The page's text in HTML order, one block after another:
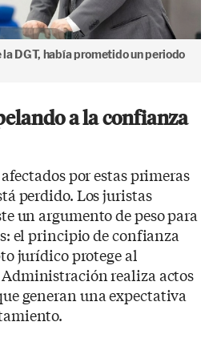
DGT, había prometido un periodo
a la confianza
por estas primeras
perdido. Los juristas
un argumento de peso para
el principio de confianza
jurídico protege al
realiza actos
generan una expectativa